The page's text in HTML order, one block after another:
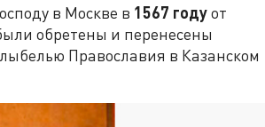
в Москве в 1567 годуот
обретены и перенесены
Православия в Казанском